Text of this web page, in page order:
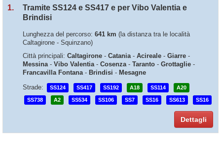
1.
Tramite SS124 e SS417 e per Vibo Valentia e
Brindisi
Lunghezza del percorso: 641 km (la distanza tra le località
Caltagirone - Squinzano)
Città principali: Caltagirone - Catania- Acireale - Giarre -
Messina- Vibo Valentia- Cosenza- Taranto - Grottaglie -
Francavilla Fontana- Brindisi - Mesagne
Strade:
SS124 SS417 SS192 A18 SS114 A20
SS738 A2 SS534 SS106 SS7 SS16 SS613 SS16
Dettagli